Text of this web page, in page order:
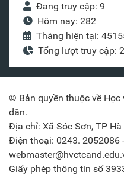
Đang truy cập: 9
Hôm nay: 282
Tháng hiện tại:
Tổng lượt truy cập:
© Bản quyền thuộc về Học
dân.
Địa chỉ: Xã Sóc Sơn, TP Hà
Điện thoại: 0243. 2052086
Giấy phép thông tin số